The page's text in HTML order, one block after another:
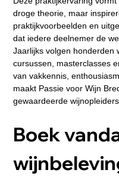
droge theorie, maar
praktijkvoorbeelden en
dat iedere deelnemer de
Jaarlijks volgen honderden
cursussen, masterclasses
van vakkennis,
maakt Passie voor Wijn
gewaardeerde
Boek